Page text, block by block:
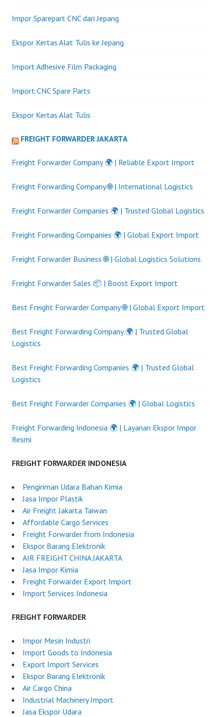
Impor Sparepart CNC dari Jepang
Ekspor Kertas Alat Tulis ke Jepang
Import Adhesive Film Packaging
Import CNC Spare Parts
Ekspor Kertas Alat Tulis
FREIGHT FORWARDER JAKARTA
Freight Forwarder Company 🌍 | Reliable Export Import
Freight Forwarding Company 🌐 | International Logistics
Freight Forwarder Companies 🌍 | Trusted Global Logistics
Freight Forwarding Companies 🌍 | Global Export Import
Freight Forwarder Business 🌐 | Global Logistics Solutions
Freight Forwarder Sales 📦 | Boost Export Import
Best Freight Forwarder Company 🌐 | Global Export Import
Best Freight Forwarding Company 🌍 | Trusted Global
Logistics
Best Freight Forwarding Companies 🌍 | Trusted Global
Logistics
Best Freight Forwarder Companies 🌍 | Global Logistics
Freight Forwarding Indonesia 🌍 | Layanan Ekspor Impor
Resmi
FREIGHT FORWARDER INDONESIA
Pengiriman Udara Bahan Kimia
Jasa Impor Plastik
Air Freight Jakarta Taiwan
Affordable Cargo Services
Freight Forwarder from Indonesia
Ekspor Barang Elektronik
AIR FREIGHT CHINA JAKARTA
Jasa Impor Kimia
Freight Forwarder Export Import
Import Services Indonesia
FREIGHT FORWARDER
Impor Mesin Industri
Import Goods to Indonesia
Export Import Services
Ekspor Barang Elektronik
Air Cargo China
Industrial Machinery Import
Jasa Ekspor Udara